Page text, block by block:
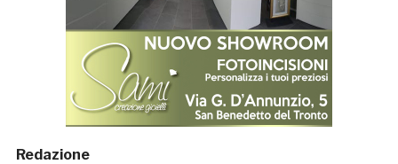
Redazione